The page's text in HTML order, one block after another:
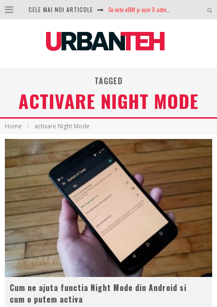
CELE MAI NOI ARTICOLE Ce este eSIM și cum îl activezi pe telefon? Ghid complet pentru Android și iPhone
Analiza producției fotovoltaice în România – cât produce un sistem solar pe timp de iarnă?
TAGGED
ACTIVARE NIGHT MODE
Home activare Night Mode
Cum ne ajuta functia Night Mode din Android si
cum o putem activa